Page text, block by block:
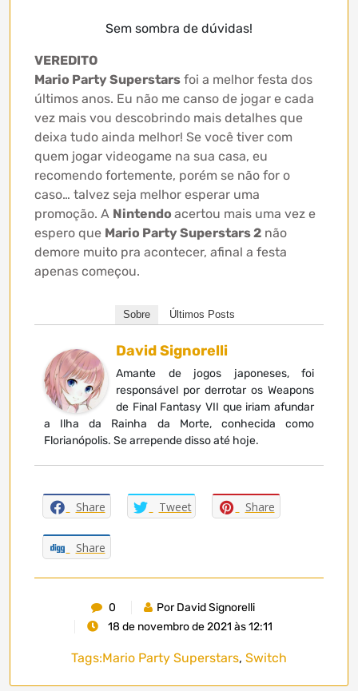
Sem sombra de dúvidas!
VEREDITO
Mario Party Superstars foi a melhor festa dos
últimos anos. Eu não me canso de jogar e cada
vez mais vou descobrindo mais detalhes que
deixa tudo ainda melhor! Se você tiver com
quem jogar videogame na sua casa, eu
recomendo fortemente, porém se não for o
caso… talvez seja melhor esperar uma
promoção. A Nintendo acertou mais uma vez e
espero que Mario Party Superstars 2 não
demore muito pra acontecer, afinal a festa
apenas começou.
Sobre Últimos Posts
David Signorelli
Amante de jogos japoneses, foi
responsável por derrotar os Weapons
de Final Fantasy VII que iriam afundar
a Ilha da Rainha da Morte, conhecida como
Florianópolis. Se arrepende disso até hoje.
Share Tweet Share
Share
0
Por David Signorelli
18 de novembro de 2021 às 12:11
Tags:Mario Party Superstars, Switch